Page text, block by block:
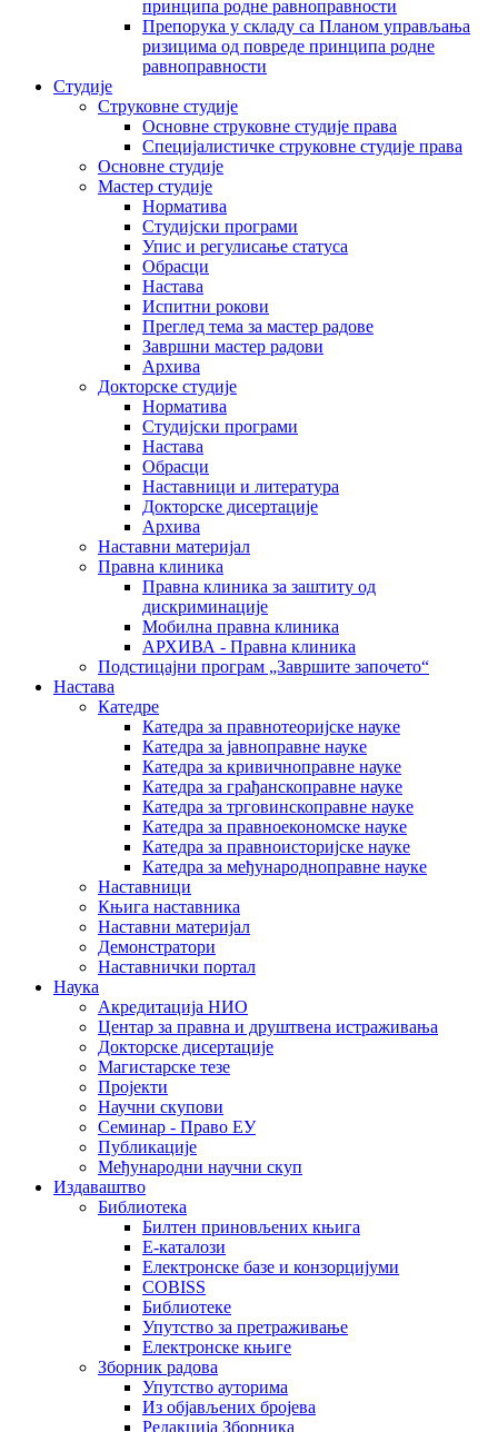
принципа родне равноправности
Препорука у складу са Планом управљања
ризицима од повреде принципа родне
равноправности
Студије
Струковне студије
Основне струковне студије права
Специјалистичке струковне студије права
Основне студије
Мастер студије
Норматива
Студијски програми
Упис и регулисање статуса
Обрасци
Настава
Испитни рокови
Преглед тема за мастер радове
Завршни мастер радови
Архива
Докторске студије
Норматива
Студијски програми
Настава
Обрасци
Наставници и литература
Докторске дисертације
Архива
Наставни материјал
Правна клиника
Правна клиника за заштиту од
дискриминације
Мобилна правна клиника
АРХИВА - Правна клиника
Подстицајни програм „Завршите започето“
Настава
Катедре
Катедра за правнотеоријске науке
Катедра за јавноправне науке
Катедра за кривичноправне науке
Катедра за грађанскоправне науке
Катедра за трговинскоправне науке
Катедра за правноекономске науке
Катедра за правноисторијске науке
Катедра за међународноправне науке
Наставници
Књига наставника
Наставни материјал
Демонстратори
Наставнички портал
Наука
Акредитација НИО
Центар за правна и друштвена истраживања
Докторске дисертације
Магистарске тезе
Пројекти
Научни скупови
Семинар - Право ЕУ
Публикације
Међународни научни скуп
Издаваштво
Библиотека
Билтен приновљених књига
Е-каталози
Електронске базе и конзорцијуми
COBISS
Библиотеке
Упутство за претраживање
Електронске књиге
Зборник радова
Упутство ауторима
Из објављених бројева
Редакција Зборника